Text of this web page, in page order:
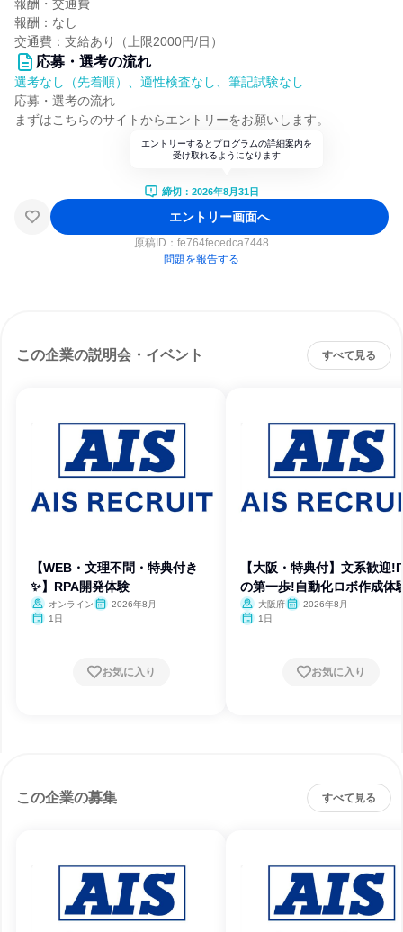
報酬・交通費
報酬：なし
交通費：支給あり（上限2000円/日）
応募・選考の流れ
選考なし（先着順）、適性検査なし、筆記試験なし
応募・選考の流れ
まずはこちらのサイトからエントリーをお願いします。
エントリーするとプログラムの詳細案内を
受け取れるようになります
締切：2026年8月31日
エントリー画面へ
原稿ID： fe764fecedca7448
問題を報告する
この企業の説明会・イベント すべて見る
【WEB・文理不問・特典付き
✨】RPA開発体験
オンライン
2026年8月
1日
お気に入り
【大阪・特典付】文系歓迎
の第一歩!自動化ロボ作成体
大阪府
2026年8月
1日
お気に入り
この企業の募集 すべて見る